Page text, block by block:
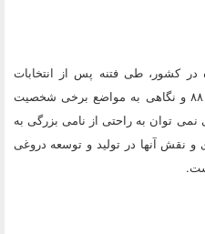
در کشور، طی فتنه پس از انتخابات
دهمين دوره رياست جمهوري در سال ۸۸ و نگاهی به مواضع برخی شخصیت
نمی توان به راحتی از نامی بزرگی به
و نقش آنها در تولید و توسعه دروغی